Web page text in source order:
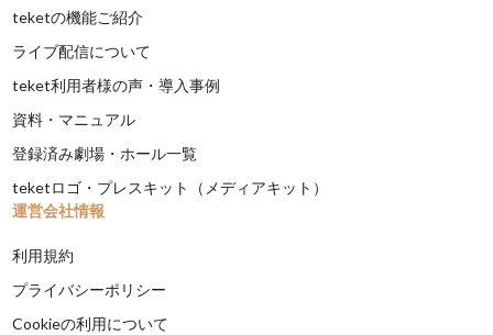
teketの機能ご紹介
ライブ配信について
teket利用者様の声・導入事例
資料・マニュアル
登録済み劇場・ホール一覧
teketロゴ・プレスキット（メディアキット）
運営会社情報
利用規約
プライバシーポリシー
Cookieの利用について